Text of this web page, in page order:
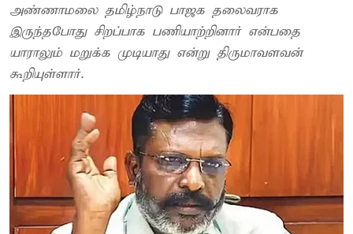
அண்ணாமலை தமிழ்நாடு பாஜக தலைவராக
இருந்தபோது சிறப்பாக பணியாற்றினார் என்பதை
யாராலும் மறுக்க முடியாது என்று திருமாவளவன்
கூறியுள்ளார்.